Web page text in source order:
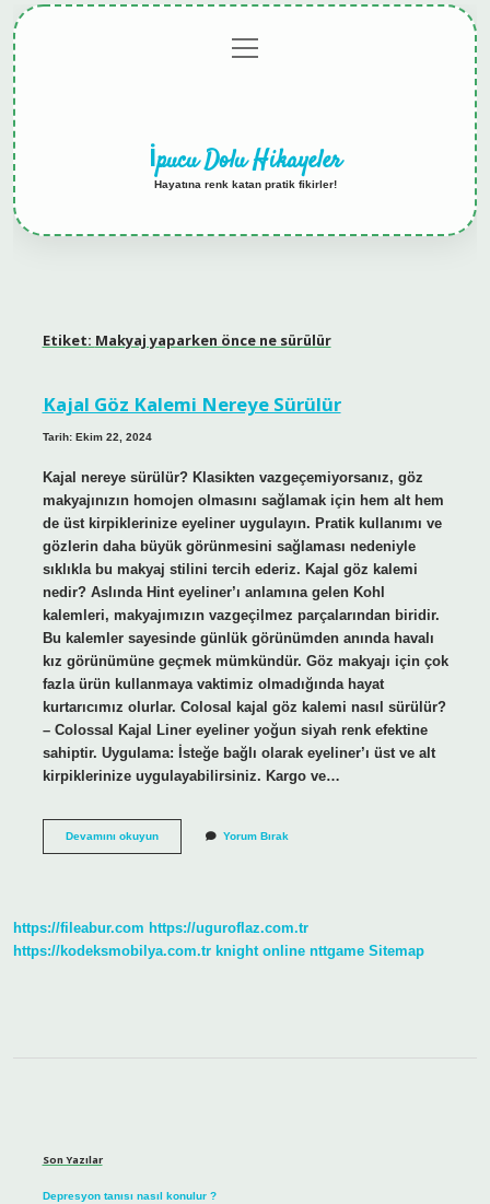
menüyü
aç
İpucu Dolu Hikayeler
Hayatına renk katan pratik fikirler!
Etiket: Makyaj yaparken önce ne sürülür
Kajal Göz Kalemi Nereye Sürülür
Tarih: Ekim 22, 2024
Kajal nereye sürülür? Klasikten vazgeçemiyorsanız, göz
makyajınızın homojen olmasını sağlamak için hem alt hem
de üst kirpiklerinize eyeliner uygulayın. Pratik kullanımı ve
gözlerin daha büyük görünmesini sağlaması nedeniyle
sıklıkla bu makyaj stilini tercih ederiz. Kajal göz kalemi
nedir? Aslında Hint eyeliner’ı anlamına gelen Kohl
kalemleri, makyajımızın vazgeçilmez parçalarından biridir.
Bu kalemler sayesinde günlük görünümden anında havalı
kız görünümüne geçmek mümkündür. Göz makyajı için çok
fazla ürün kullanmaya vaktimiz olmadığında hayat
kurtarıcımız olurlar. Colosal kajal göz kalemi nasıl sürülür?
– Colossal Kajal Liner eyeliner yoğun siyah renk efektine
sahiptir. Uygulama: İsteğe bağlı olarak eyeliner’ı üst ve alt
kirpiklerinize uygulayabilirsiniz. Kargo ve…
Devamını okuyunKajal
Yorum Bırak
https://fileabur.com https://uguroflaz.com.tr
https://kodeksmobilya.com.tr knight online nttgame Sitemap
Son Yazılar
Depresyon tanısı nasıl konulur ?